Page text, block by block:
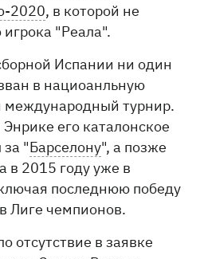
2020, в которой не
игрока "Реала".
Испании ни один
в нациоанльную
международный турнир.
его каталонское
"Барселону", а позже
в 2015 году уже в
последнюю победу
в Лиге чемпионов.
отсутствие в заявке